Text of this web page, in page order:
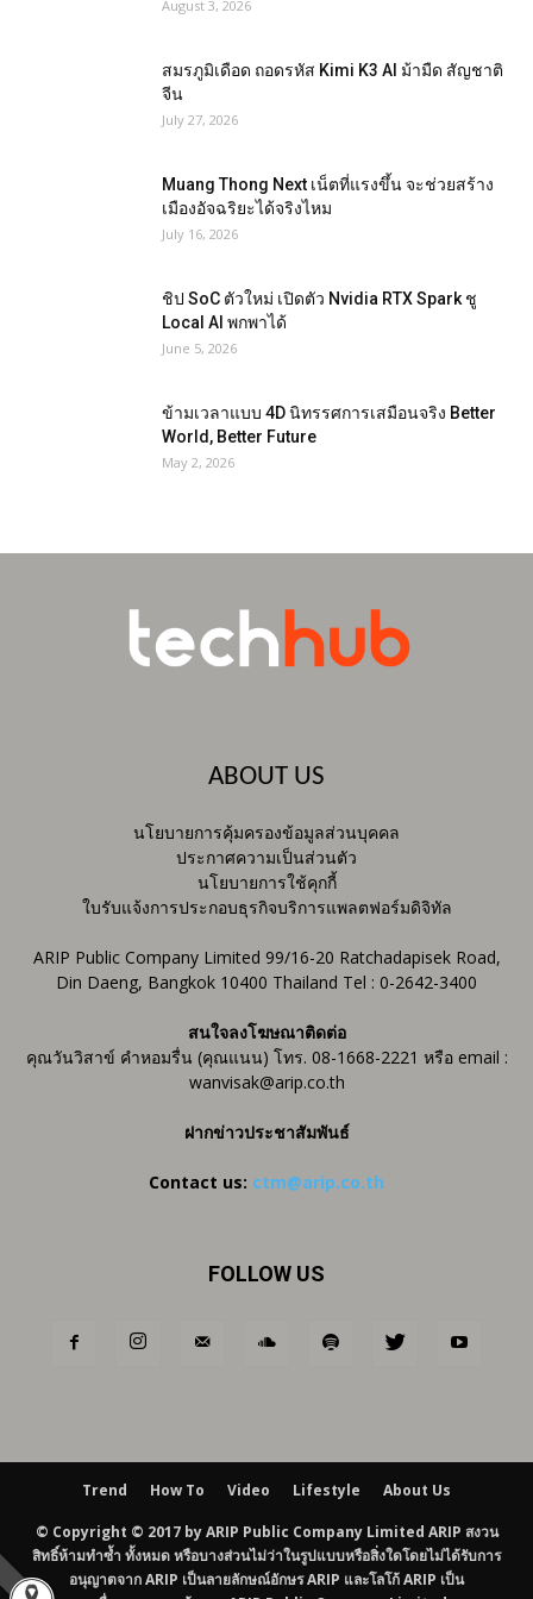
August 3, 2026
สมรภูมิเดือด ถอดรหัส Kimi K3 AI ม้ามืด สัญชาติ
จีน
July 27, 2026
Muang Thong Next เน็ตที่แรงขึ้น จะช่วยสร้าง
เมืองอัจฉริยะได้จริงไหม
July 16, 2026
ชิป SoC ตัวใหม่ เปิดตัว Nvidia RTX Spark ชู
Local AI พกพาได้
June 5, 2026
ข้ามเวลาแบบ 4D นิทรรศการเสมือนจริง Better
World, Better Future
May 2, 2026
ABOUT US
นโยบายการคุ้มครองข้อมูลส่วนบุคคล
ประกาศความเป็นส่วนตัว
นโยบายการใช้คุกกี้
ใบรับแจ้งการประกอบธุรกิจบริการแพลตฟอร์มดิจิทัล
ARIP Public Company Limited 99/16-20 Ratchadapisek Road,
Din Daeng, Bangkok 10400 Thailand Tel : 0-2642-3400
สนใจลงโฆษณาติดต่อ
คุณวันวิสาข์ คำหอมรื่น (คุณแนน) โทร. 08-1668-2221 หรือ email :
wanvisak@arip.co.th
ฝากข่าวประชาสัมพันธ์
Contact us: ctm@arip.co.th
FOLLOW US
Trend How To Video Lifestyle About Us
© Copyright © 2017 by ARIP Public Company Limited ARIP สงวน
สิทธิ์ห้ามทำซ้ำ ทั้งหมด หรือบางส่วนไม่ว่าในรูปแบบหรือสิ่งใดโดยไม่ได้รับการ
อนุญาตจาก ARIP เป็นลายลักษณ์อักษร ARIP และโลโก้ ARIP เป็น